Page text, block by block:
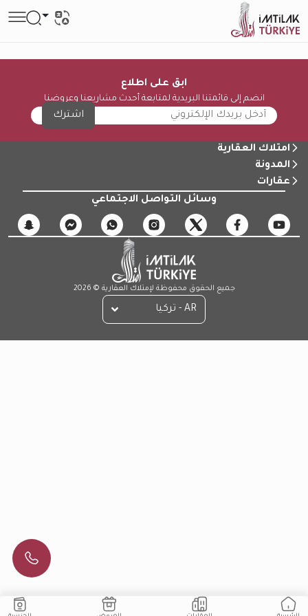
ابق على اطلاع
انضم إلى قائمتنا البريدية لمتابعة أحدث مشاريعنا وعروضنا
اشترك
امتلاك العقارية
المدونة
عقارات
وسائل التواصل الاجتماعي
جميع الحقوق محفوظة لإمتلاك العقارية © 2026
AR - تركيا